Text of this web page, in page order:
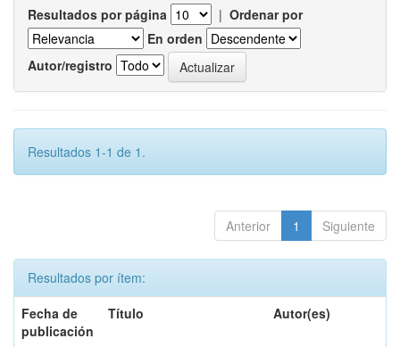
Resultados por página | Ordenar por
En orden
Autor/registro
Resultados 1-1 de 1.
Anterior 1 Siguiente
Resultados por ítem:
Fecha de
publicación
Título Autor(es)